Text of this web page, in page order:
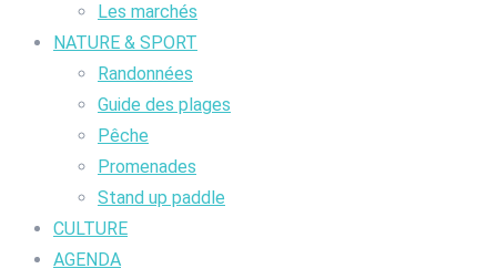
Les marchés
NATURE & SPORT
Randonnées
Guide des plages
Pêche
Promenades
Stand up paddle
CULTURE
AGENDA